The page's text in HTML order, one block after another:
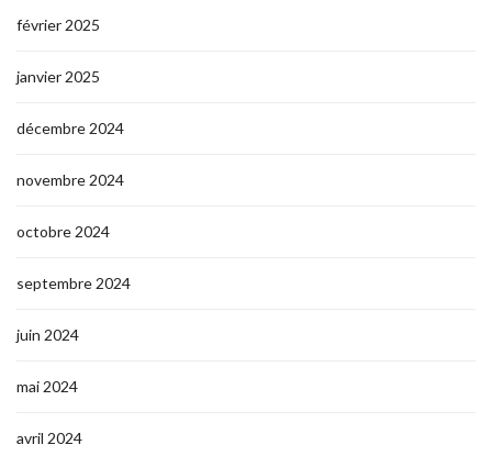
février 2025
janvier 2025
décembre 2024
novembre 2024
octobre 2024
septembre 2024
juin 2024
mai 2024
avril 2024